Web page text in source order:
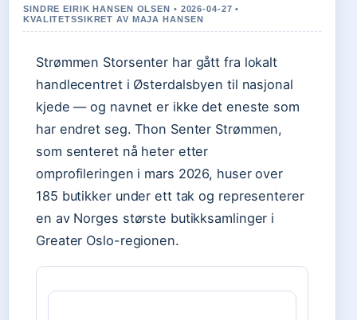
SINDRE EIRIK HANSEN OLSEN • 2026-04-27 •
KVALITETSSIKRET AV MAJA HANSEN
Strømmen Storsenter har gått fra lokalt
handlecentret i Østerdalsbyen til nasjonal
kjede — og navnet er ikke det eneste som
har endret seg. Thon Senter Strømmen,
som senteret nå heter etter
omprofileringen i mars 2026, huser over
185 butikker under ett tak og representerer
en av Norges største butikksamlinger i
Greater Oslo-regionen.